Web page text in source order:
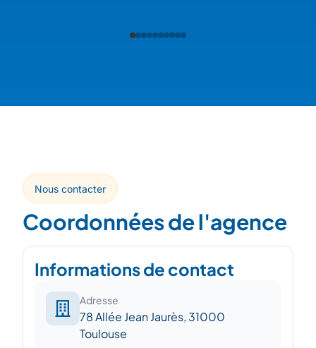
Nous contacter
Coordonnées de l'agence
Informations de contact
Adresse
78 Allée Jean Jaurès, 31000
Toulouse